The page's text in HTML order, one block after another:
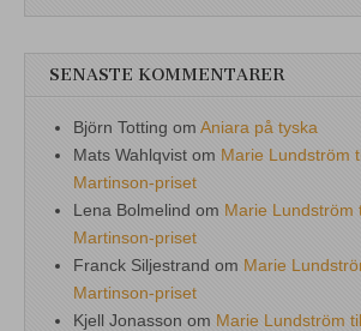
SENASTE KOMMENTARER
Björn Totting om Aniara på tyska
Mats Wahlqvist om Marie Lundström
Martinson-priset
Lena Bolmelind om Marie Lundström
Martinson-priset
Franck Siljestrand om Marie
Martinson-priset
Kjell Jonasson om Marie Lundström